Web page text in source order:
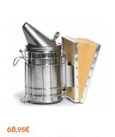
Prix
68,95€